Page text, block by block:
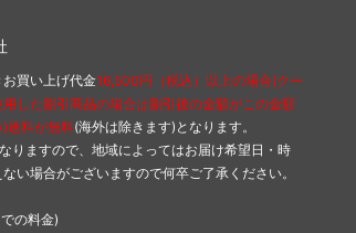
買い上げ代金16,500円（税込）以上の場合(クー
した割引商品の場合は割引後の金額がこの金額
送料が無料(海外は除きます)となります。
りますので、地域によってはお届け希望日・時
い場合がございますので何卒ご了承ください。
の料金)